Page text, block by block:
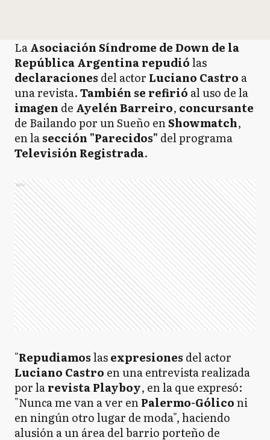
LaAsociación Síndrome de Down de la
República Argentina repudiólas
declaraciones del actor Luciano Castro a
una revista.También se refirió al uso de la
imagen de Ayelén Barreiro, concursante
de Bailando por un Sueño enShowmatch,
en lasección "Parecidos" del programa
Televisión Registrada.
Ads
"Repudiamoslasexpresiones del actor
Luciano Castro en una entrevista realizada
por larevista Playboy, en la que expresó:
"Nunca me van a ver enPalermo-Góliconi
en ningún otro lugar de moda", haciendo
alusión a un área del barrio porteño de